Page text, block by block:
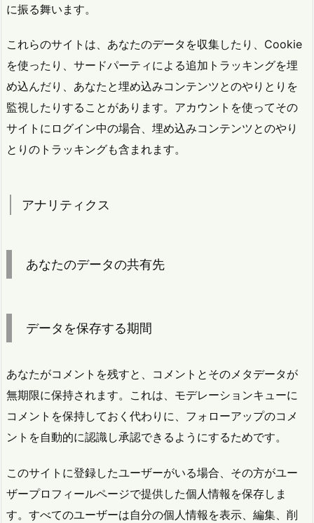
に振る舞います。
これらのサイトは、あなたのデータを収集したり、Cookie
を使ったり、サードパーティによる追加トラッキングを埋
め込んだり、あなたと埋め込みコンテンツとのやりとりを
監視したりすることがあります。アカウントを使ってその
サイトにログイン中の場合、埋め込みコンテンツとのやり
とりのトラッキングも含まれます。
アナリティクス
あなたのデータの共有先
データを保存する期間
あなたがコメントを残すと、コメントとそのメタデータが
無期限に保持されます。これは、モデレーションキューに
コメントを保持しておく代わりに、フォローアップのコメ
ントを自動的に認識し承認できるようにするためです。
このサイトに登録したユーザーがいる場合、その方がユー
ザープロフィールページで提供した個人情報を保存しま
す。すべてのユーザーは自分の個人情報を表示、編集、削